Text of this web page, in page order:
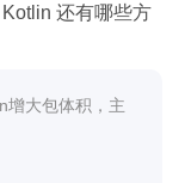
还有哪些方
增大包体积，主